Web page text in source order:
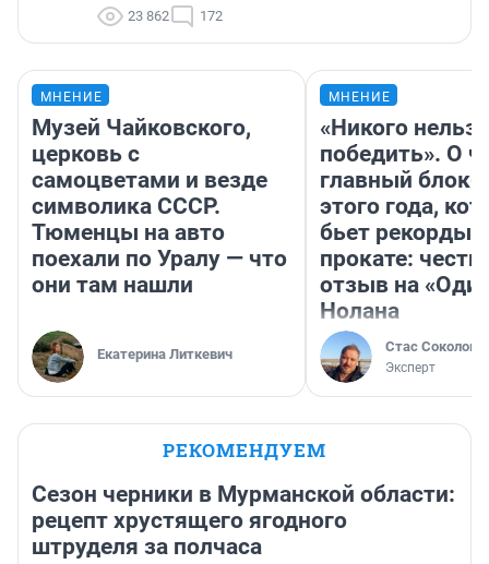
23 862 172
МНЕНИЕ
Музей Чайковского,
церковь с
самоцветами и везде
символика СССР.
Тюменцы на авто
поехали по Уралу — что
они там нашли
Екатерина Литкевич
МНЕНИЕ
«Никого нельзя
победить». О
главный
этого года,
бьет рекорды в
прокате:
отзыв на
Нолана
Стас Соколов
Эксперт
РЕКОМЕНДУЕМ
Сезон черники в Мурманской области:
рецепт хрустящего ягодного
штруделя за полчаса